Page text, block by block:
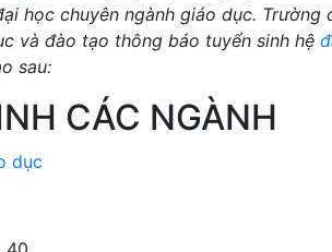
học chuyên ngành giáo dục. Trường
và đào tạo thông báo tuyển sinh hệ
sau:
CÁC NGÀNH
dục